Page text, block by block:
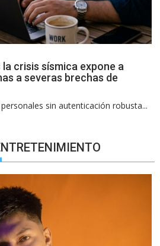
crisis sísmica expone a
a severas brechas de
sin autenticación robusta...